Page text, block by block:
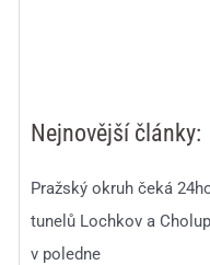
Nejnovější články:
Pražský okruh čeká
tunelů Lochkov a
v poledne